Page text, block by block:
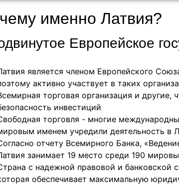
именно Латвия?
Европейское
является членом Европейского
активно участвует в таких
торговая организация и другие,
инвестиций
торговля - многие
именем учредили деятельность в
отчету Всемирного Банка,
занимает 19 место среди 190
с надежной правовой и банковской
обеспечивает максимальную